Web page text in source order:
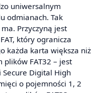
uniwersalnym
odmianach. Tak
Przyczyną jest
który ogranicza
każda karta większa niż
plików FAT32 – jest
Secure Digital High
o pojemności 1, 2